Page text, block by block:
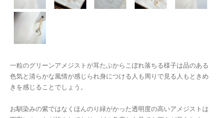
一粒のグリーンアメジストが耳たぶからこぼれ落ちる様子は品のある
色気と清らかな風情が感じられ身につける人も周りで見る人もときめ
きを感じることでしょう。
お馴染みの紫ではなくほんのり緑がかった透明度の高いアメジストは